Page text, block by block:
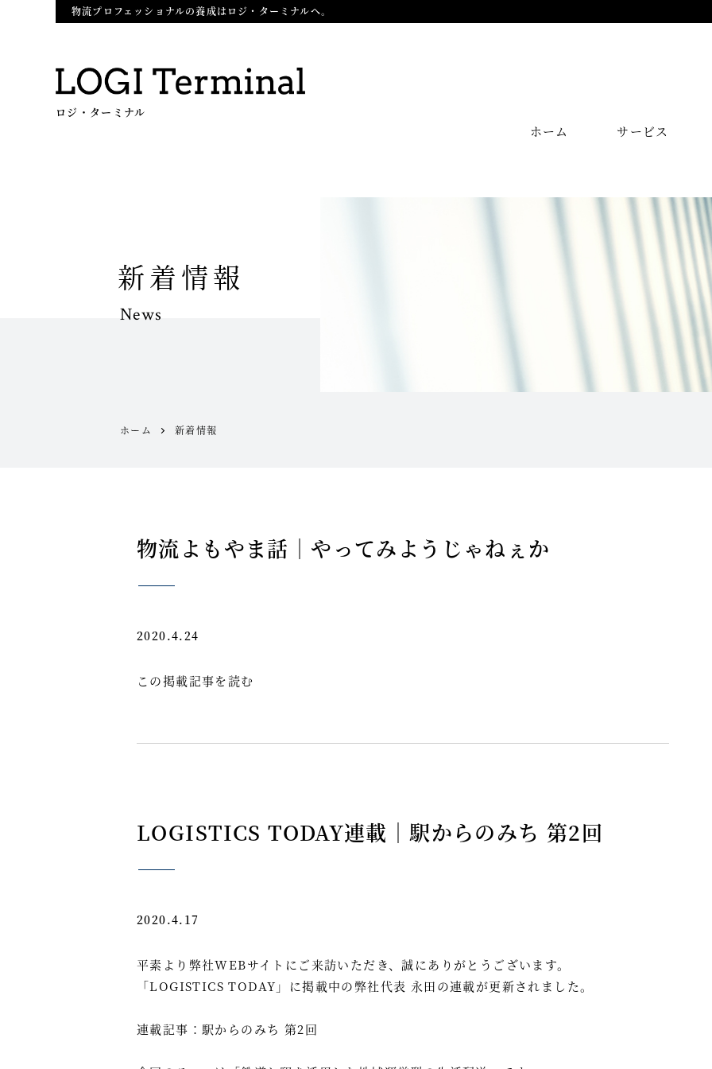
物流プロフェッショナルの養成はロジ・ターミナルへ。
ロジ・ターミナル
ホーム サービス
新着情報
News
ホーム 新着情報
物流よもやま話｜やってみようじゃねぇか
2020.4.24
この掲載記事を読む
LOGISTICS TODAY連載｜駅からのみち 第2回
2020.4.17
平素より弊社WEBサイトにご来訪いただき、誠にありがとうございます。
「LOGISTICS TODAY 」に掲載中の弊社代表 永田の連載が更新されました。
連載記事： 駅からのみち 第2回